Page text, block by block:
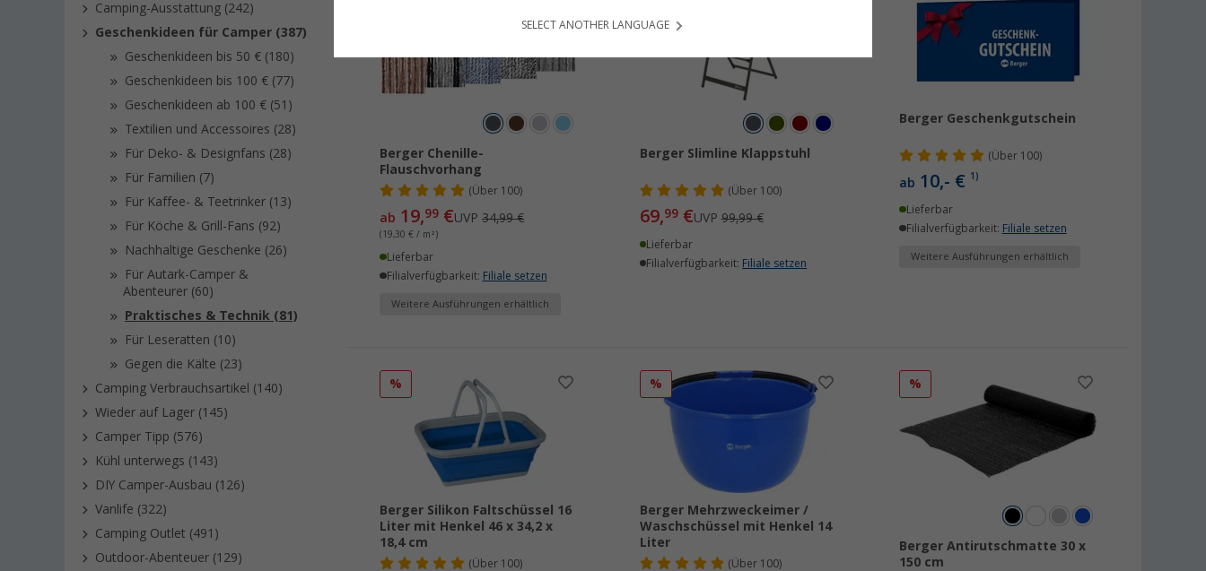
Camping-Ausstattung (242)
Geschenkideen für Camper (387)
Geschenkideen bis 50 € (180)
Geschenkideen bis 100 € (77)
Geschenkideen ab 100 € (51)
Textilien und Accessoires (28)
Für Deko- & Designfans (28)
Für Familien (7)
Für Kaffee- & Teetrinker (13)
Für Köche & Grill-Fans (92)
Nachhaltige Geschenke (26)
Für Autark-Camper &
Abenteurer (60)
Praktisches & Technik (81)
Für Leseratten (10)
Gegen die Kälte (23)
Camping Verbrauchsartikel (140)
Wieder auf Lager (145)
Camper Tipp (576)
Kühl unterwegs (143)
DIY Camper-Ausbau (126)
Vanlife (322)
Camping Outlet (491)
Outdoor-Abenteuer (129)
Berger Chenille-
Flauschvorhang
(Über100)
ab 19,99 €UVP34,99 €
(19,30 € / m²)
Lieferbar
Filialverfügbarkeit: Filiale setzen
Weitere Ausführungen erhältlich
Berger Slimline Klappstuhl
(Über 100)
69,99€UVP99,99 €
Lieferbar
Filialverfügbarkeit: Filiale setzen
Berger Geschenkgutschein
(Über100)
ab 10,- € 1)
Lieferbar
Filialverfügbarkeit: Filiale setzen
Weitere Ausführungen erhältlich
%
Berger Silikon Faltschüssel 16
Liter mit Henkel 46 x 34,2 x
18,4 cm
(Über100)
%
Berger Mehrzweckeimer /
Waschschüssel mit Henkel 14
Liter
(Über 100)
%
Berger Antirutschmatte 30 x
150 cm
SELECT ANOTHER LANGUAGE